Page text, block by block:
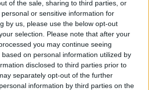
of the sale, sharing to third parties, or
or sensitive information for
by us, please use the below opt-out
selection. Please note that after your
you may continue seeing
on personal information utilized by
disclosed to third parties prior to
separately opt-out of the further
information by third parties on the
a non pagare i
di buco